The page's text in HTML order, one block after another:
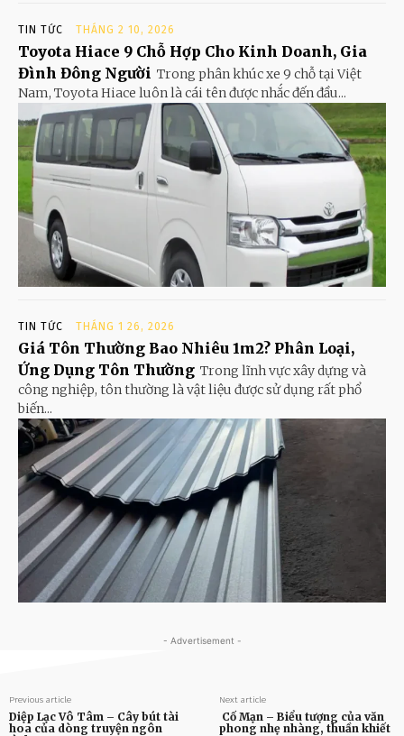
TIN TỨC THÁNG 2 10, 2026
Toyota Hiace 9 Chỗ Hợp Cho Kinh Doanh, Gia
Đình Đông Người Trong phân khúc xe 9 chỗ tại Việt
Nam, Toyota Hiace luôn là cái tên được nhắc đến đầu...
TIN TỨC THÁNG 1 26, 2026
Giá Tôn Thường Bao Nhiêu 1m2? Phân Loại,
Ứng Dụng Tôn Thường Trong lĩnh vực xây dựng và
công nghiệp, tôn thường là vật liệu được sử dụng rất phổ
biến...
- Advertisement -
Previous article
Diệp Lạc Vô Tâm – Cây bút tài
hoa của dòng truyện ngôn
Next article
Cố Mạn – Biểu tượng của văn
phong nhẹ nhàng, thuần khiết